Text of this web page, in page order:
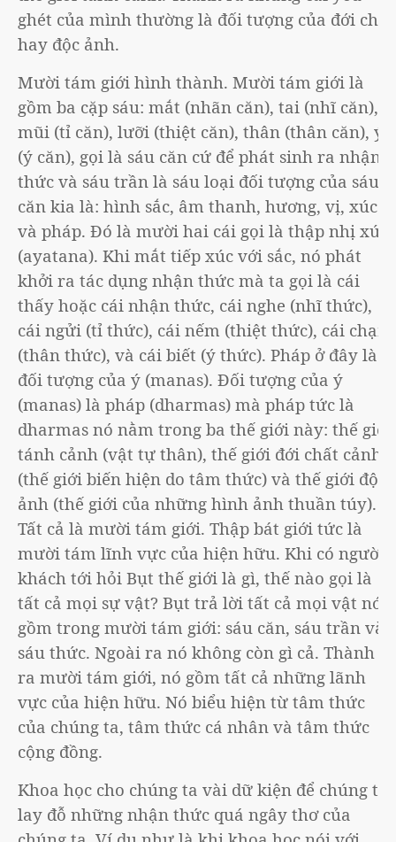
ghét của mình thường là đối tượng của đới chất
hay độc ảnh.
Mười tám giới hình thành. Mười tám giới là
gồm ba cặp sáu: mắt (nhãn căn), tai (nhĩ căn),
mũi (tỉ căn), lưỡi (thiệt căn), thân (thân căn), ý
(ý căn), gọi là sáu căn cứ để phát sinh ra nhận
thức và sáu trần là sáu loại đối tượng của sáu
căn kia là: hình sắc, âm thanh, hương, vị, xúc
và pháp. Đó là mười hai cái gọi là thập nhị xứ
(ayatana). Khi mắt tiếp xúc với sắc, nó phát
khởi ra tác dụng nhận thức mà ta gọi là cái
thấy hoặc cái nhận thức, cái nghe (nhĩ thức),
cái ngửi (tỉ thức), cái nếm (thiệt thức), cái chạm
(thân thức), và cái biết (ý thức). Pháp ở đây là
đối tượng của ý (manas). Đối tượng của ý
(manas) là pháp (dharmas) mà pháp tức là
dharmas nó nằm trong ba thế giới này: thế giới
tánh cảnh (vật tự thân), thế giới đới chất cảnh
(thế giới biến hiện do tâm thức) và thế giới độc
ảnh (thế giới của những hình ảnh thuần túy).
Tất cả là mười tám giới. Thập bát giới tức là
mười tám lĩnh vực của hiện hữu. Khi có người
khách tới hỏi Bụt thế giới là gì, thế nào gọi là
tất cả mọi sự vật? Bụt trả lời tất cả mọi vật nó
gồm trong mười tám giới: sáu căn, sáu trần và
sáu thức. Ngoài ra nó không còn gì cả. Thành
ra mười tám giới, nó gồm tất cả những lãnh
vực của hiện hữu. Nó biểu hiện từ tâm thức
của chúng ta, tâm thức cá nhân và tâm thức
cộng đồng.
Khoa học cho chúng ta vài dữ kiện để chúng ta
lay đỗ những nhận thức quá ngây thơ của